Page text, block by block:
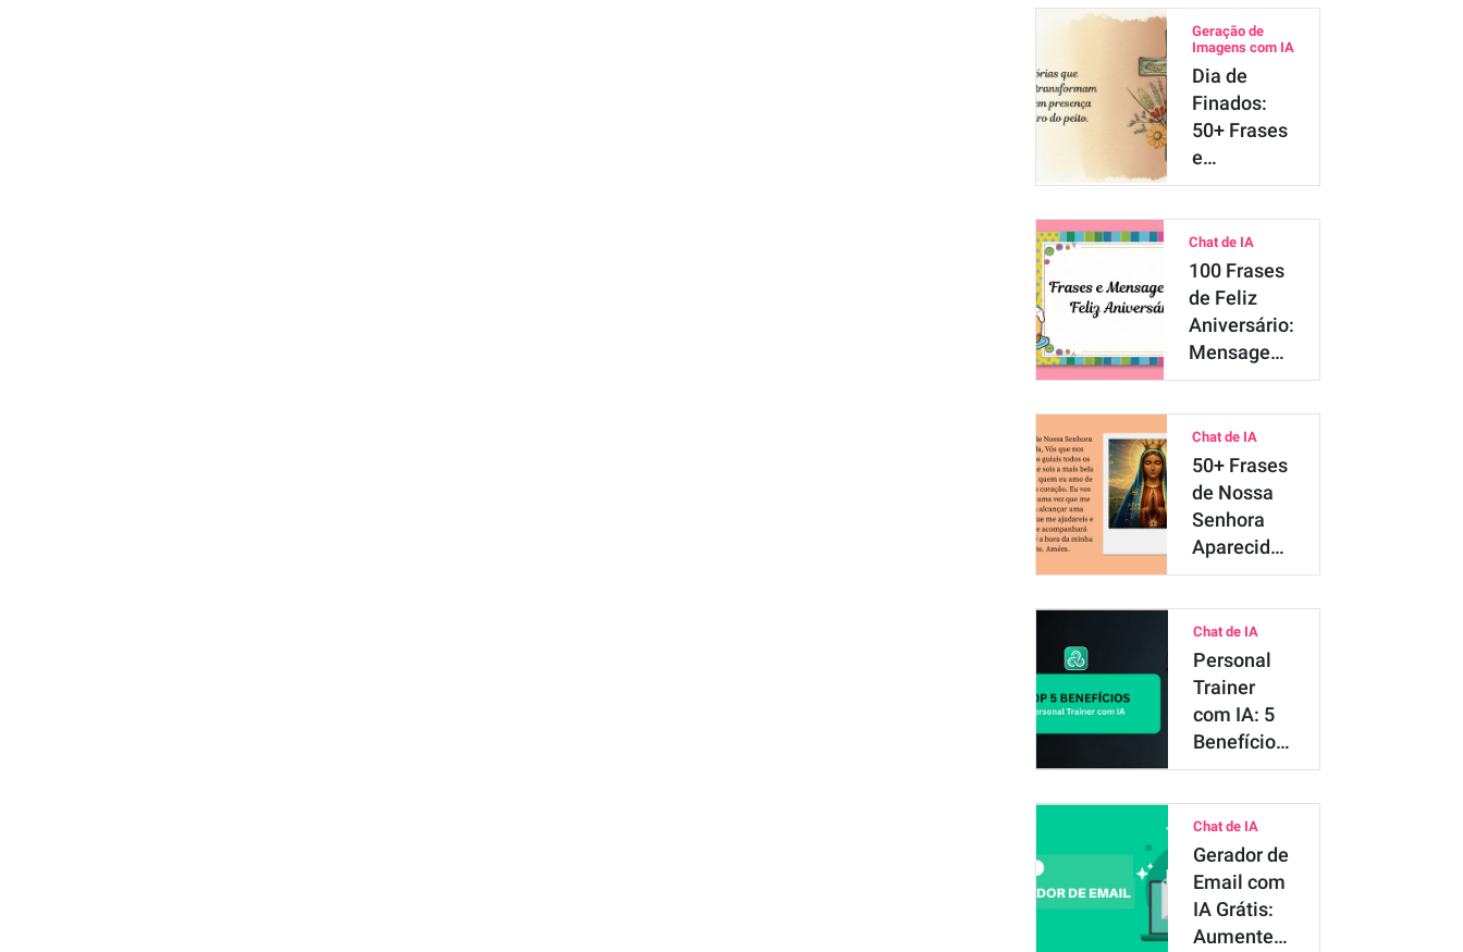
Geração de
Imagens com IA
Dia de
Finados:
50+ Frases
e
Mensagens
para H…
Chat de IA
100 Frases
de Feliz
Aniversário:
Mensagens
para se…
Chat de IA
50+ Frases
de Nossa
Senhora
Aparecida:
Mensagens
Chat de IA
Personal
Trainer
com IA: 5
Benefícios
do App de
F…
Chat de IA
Gerador de
Email com
IA Grátis:
Aumente